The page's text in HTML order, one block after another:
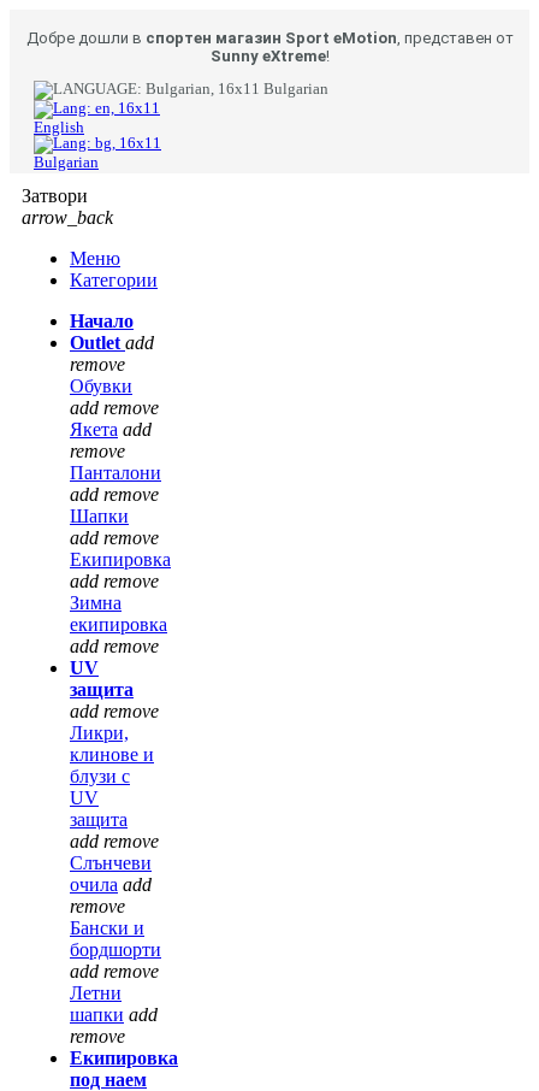
Добре дошли в спортен магазин Sport eMotion, представен от
Sunny eXtreme!
Bulgarian
English
Bulgarian
Затвори
arrow_back
Меню
Категории
Начало
Outlet add
remove
Обувки
add remove
Якета add
remove
Панталони
add remove
Шапки
add remove
Екипировка
add remove
Зимна
екипировка
add remove
UV
защита
add remove
Ликри,
клинове и
блузи с
UV
защита
add remove
Слънчеви
очила add
remove
Бански и
бордшорти
add remove
Летни
шапки add
remove
Екипировка
под наем